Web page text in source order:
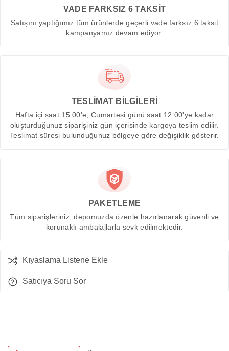
VADE FARKSIZ 6 TAKSİT
Satışını yaptığımız tüm ürünlerde geçerli vade farksız 6 taksit
kampanyamız devam ediyor.
TESLİMAT BİLGİLERİ
Hafta içi saat 15:00'e, Cumartesi günü saat 12:00'ye kadar
oluşturduğunuz siparişiniz gün içerisinde kargoya teslim edilir.
Teslimat süresi bulunduğunuz bölgeye göre değişiklik gösterir.
PAKETLEME
Tüm siparişleriniz, depomuzda özenle hazırlanarak güvenli ve
korunaklı ambalajlarla sevk edilmektedir.
Kıyaslama Listene Ekle
Satıcıya Soru Sor